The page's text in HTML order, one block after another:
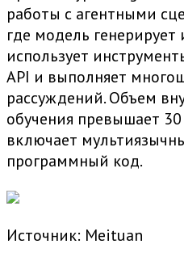
работы с агентными
где модель генерирует
использует
API и выполняет
рассуждений. Объем
обучения превышает
включает
программный код.
Источник: Meituan